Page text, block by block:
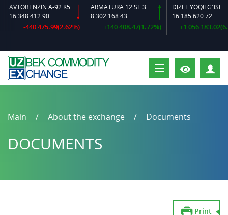
A-92 K5
412.90
-440 475.99(2.62%)
ARMATURA 12 ST 35 GS O‘LCHAMLI
8 302 168.43
+140 408.47(1.72%)
DIZEL YOQILG‘ISI
16 185 620.72
+1 056 183.02(6.98%)
Main About the exchange Documents
DOCUMENTS
Print